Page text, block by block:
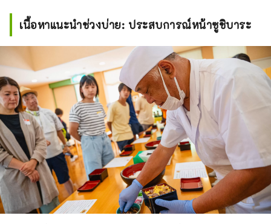
เนื้อหาแนะนำช่วงบ่าย: ประสบการณ์หน้าซูชิบาระ